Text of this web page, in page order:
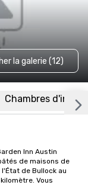
la galerie (12)
Chambres
Inn Austin
de maisons de
de Bullock au
Vous